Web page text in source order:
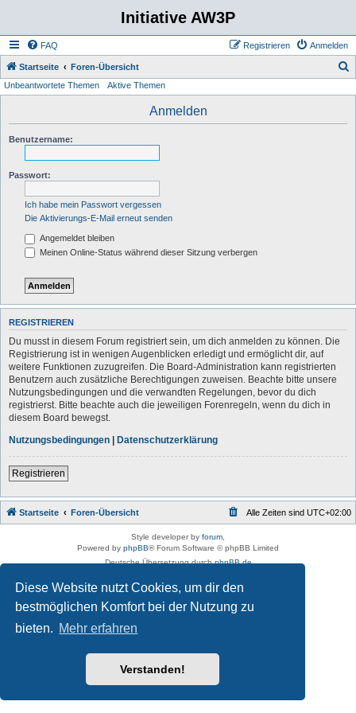
Diese Website nutzt Cookies, um dir den
bestmöglichen Komfort bei der Nutzung zu
bieten. Mehr erfahren
Verstanden!
Initiative AW3P
FAQ Anmelden
Registrieren
Startseite Foren-Übersicht
Unbeantwortete Themen Aktive Themen
Anmelden
Benutzername:
Passwort:
Ich habe mein Passwort vergessen
Die Aktivierungs-E-Mail erneut senden
Angemeldet bleiben
Meinen Online-Status während dieser Sitzung verbergen
REGISTRIEREN
Du musst in diesem Forum registriert sein, um dich anmelden zu können. Die
Registrierung ist in wenigen Augenblicken erledigt und ermöglicht dir, auf
weitere Funktionen zuzugreifen. Die Board-Administration kann registrierten
Benutzern auch zusätzliche Berechtigungen zuweisen. Beachte bitte unsere
Nutzungsbedingungen und die verwandten Regelungen, bevor du dich
registrierst. Bitte beachte auch die jeweiligen Forenregeln, wenn du dich in
diesem Board bewegst.
Nutzungsbedingungen | Datenschutzerklärung
Registrieren
Startseite Foren-Übersicht Alle Zeiten sind UTC+02:00
Style developer by forum
Powered by phpBB® Forum Software © phpBB Limited
Deutsche Übersetzung durchphpBB.de